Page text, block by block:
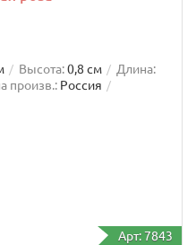
Высота:0,8 см
Длина:
произв.: Россия
Арт: 7843